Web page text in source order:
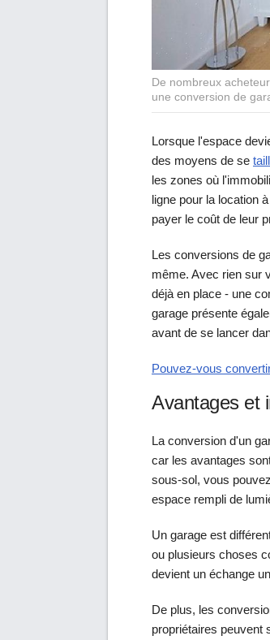
De nombreux
une conversion de
Lorsque l'espace
des moyens de se
les zones où
ligne pour la location
payer le coût de leur
Les conversions de
même. Avec rien sur
déjà en place - une
garage présente
avant de se lancer
Pouvez-vous
Avantages et
La conversion d'un
car les avantages
sous-sol, vous
espace rempli de
Un garage est
ou plusieurs choses
devient un échange
De plus, les
propriétaires peuvent